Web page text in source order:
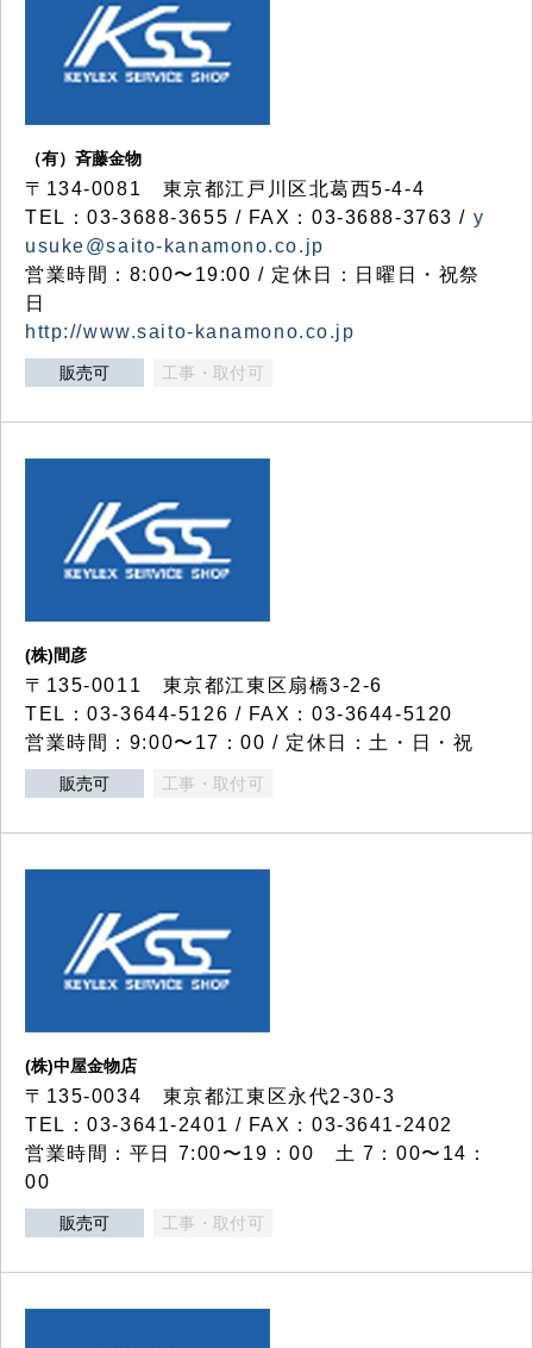
（有）斉藤金物
〒134-0081 東京都江戸川区北葛西5-4-4
TEL：03-3688-3655 / FAX：03-3688-3763 / y
usuke@saito-kanamono.co.jp
営業時間：8:00〜19:00 / 定休日：日曜日・祝祭
日
http://www.saito-kanamono.co.jp
販売可 工事・取付可
(株)間彦
〒135-0011 東京都江東区扇橋3-2-6
TEL：03-3644-5126 / FAX：03-3644-5120
営業時間：9:00〜17：00 / 定休日：土・日・祝
販売可 工事・取付可
(株)中屋金物店
〒135-0034 東京都江東区永代2-30-3
TEL：03-3641-2401 / FAX：03-3641-2402
営業時間：平日 7:00〜19：00 土 7：00〜14：
00
販売可 工事・取付可